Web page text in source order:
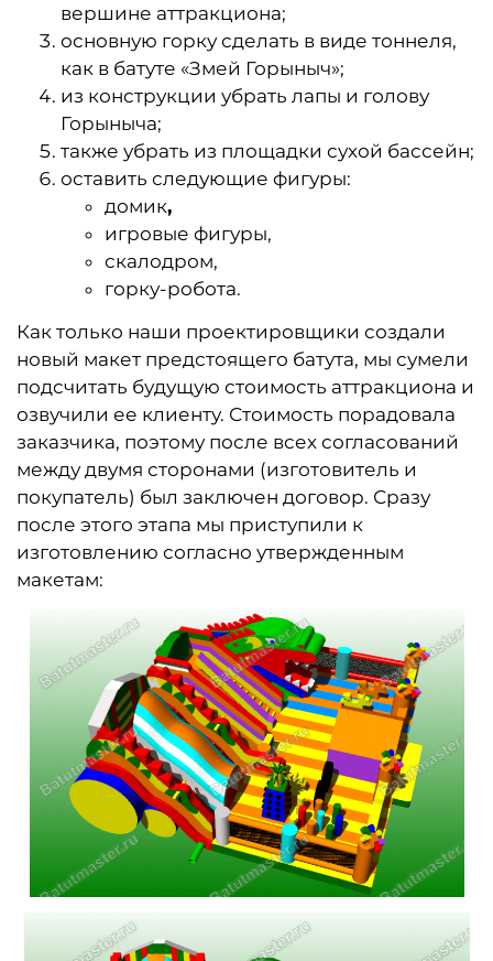
вершине аттракциона;
основную горку сделать в виде тоннеля,
как в батуте «Змей Горыныч»;
из конструкции убрать лапы и голову
Горыныча;
также убрать из площадки сухой бассейн;
оставить следующие фигуры:
домик,
игровые фигуры,
скалодром,
горку-робота.
Как только наши проектировщики создали
новый макет предстоящего батута, мы сумели
подсчитать будущую стоимость аттракциона и
озвучили ее клиенту. Стоимость порадовала
заказчика, поэтому после всех согласований
между двумя сторонами (изготовитель и
покупатель) был заключен договор. Сразу
после этого этапа мы приступили к
изготовлению согласно утвержденным
макетам: